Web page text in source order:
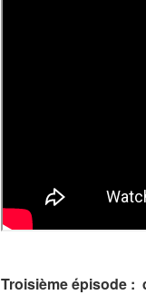
Troisième épisode :